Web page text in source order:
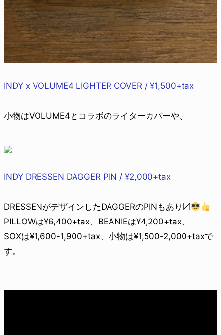
INDY x VOLUME4 LIGHTER COVER / ¥1,500+tax
小物はVOLUME4とコラボのライターカバーや、
INDY DRESSEN DAGGER PIN / ¥2,000+tax
DRESSENがデザインしたDAGGERのPINもあり〼
PILLOWは¥6,400+tax、BEANIEは¥4,200+tax、
SOXは¥1,600-1,900+tax、小物は¥1,500-2,000+taxで
す。